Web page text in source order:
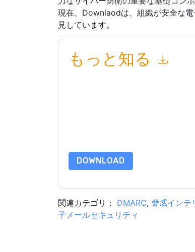
現在、Downlaodは、組織が安全な
見しています。
もっと知る
DOWNLOAD
関連カテゴリ： DMARC, 脅威インテ
子メールセキュリティ